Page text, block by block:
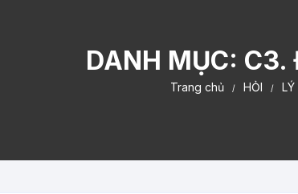
DANH MỤC: C3.
Trang chủ HỎI LÝ